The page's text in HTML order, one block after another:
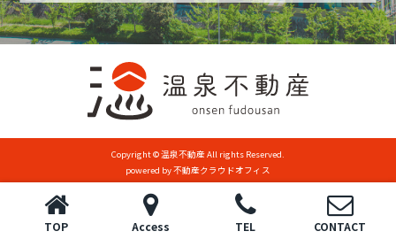
トップ お問い合わせ
TOP Access TEL CONTACT
Copyright © 温泉不動産 All rights Reserved.
powered by 不動産クラウドオフィス